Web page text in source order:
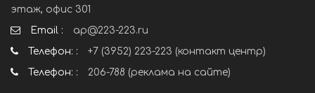
этаж, офис 301
Email :
ap@223-223.ru
Телефон: :
+7 (3952) 223-223 (контакт центр)
Телефон: :
206-788 (реклама на сайте)